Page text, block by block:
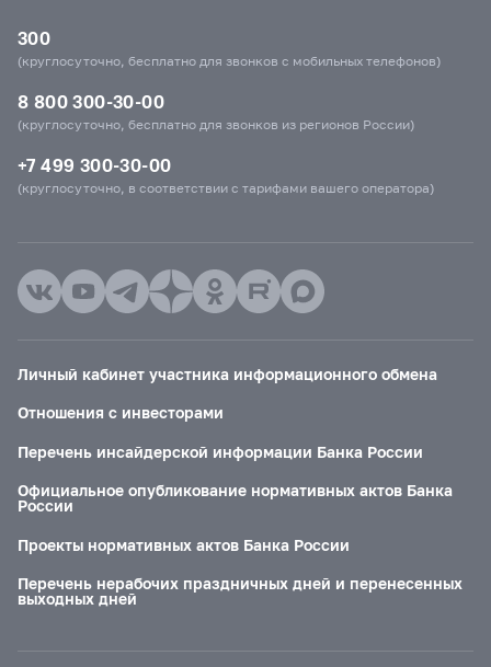
300
(круглосуточно, бесплатно для звонков с мобильных телефонов)
8 800 300-30-00
(круглосуточно, бесплатно для звонков из регионов России)
+7 499 300-30-00
(круглосуточно, в соответствии с тарифами вашего оператора)
Личный кабинет участника информационного обмена
Отношения с инвесторами
Перечень инсайдерской информации Банка России
Официальное опубликование нормативных актов Банка
России
Проекты нормативных актов Банка России
Перечень нерабочих праздничных дней и перенесенных
выходных дней